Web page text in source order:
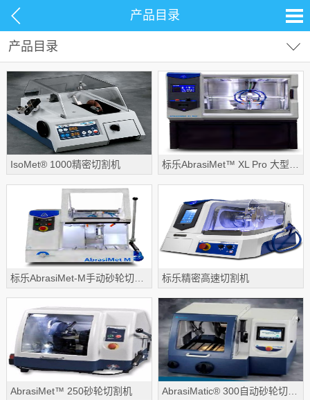
产品目录
产品目录
试剂耗材
分析仪器
材料测试
生命科学
常用设备
光学观察
偏光显微镜
视频显微镜
清洁度
电镜制样
金相制样
磨抛机
镶嵌机
切割机
耗材及配件等
IsoMet® 1000精密切割机 标乐AbrasiMet™ XL Pro 大型自动切割机
标乐精密高速切割机
AbrasiMet™ 250砂轮切割机